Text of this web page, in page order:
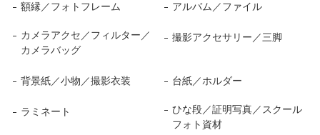
額縁／フォトフレーム アルバム／ファイル
カメラアクセ／フィルター／
カメラバッグ
撮影アクセサリー／三脚
背景紙／小物／撮影衣装 台紙／ホルダー
ラミネート
ひな段／証明写真／スクール
フォト資材